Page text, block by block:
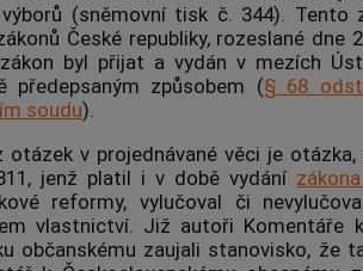
výborů (sněmovní tisk č. 344). Tento
České republiky, rozeslané
byl přijat a vydán v mezích
předepsaným způsobem (§ 68
soudu).
otázek v projednávané věci je
jenž platil i v době vydání
reformy, vylučoval či
vlastnictví. Již autoři Komentáře
občanskému zaujali stanovisko, že